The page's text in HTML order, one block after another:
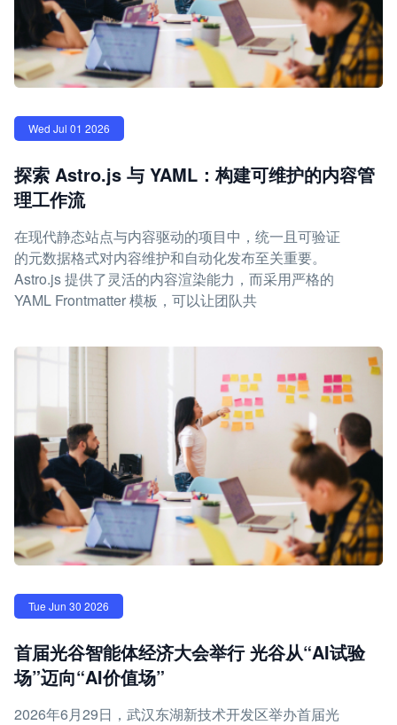
Wed Jul 01 2026
探索 Astro.js 与 YAML：构建可维护的内容管
理工作流
在现代静态站点与内容驱动的项目中，统一且可验证
的元数据格式对内容维护和自动化发布至关重要。
Astro.js 提供了灵活的内容渲染能力，而采用严格的
YAML Frontmatter 模板，可以让团队共
Tue Jun 30 2026
首届光谷智能体经济大会举行 光谷从“AI试验
场”迈向“AI价值场”
2026年6月29日，武汉东湖新技术开发区举办首届光